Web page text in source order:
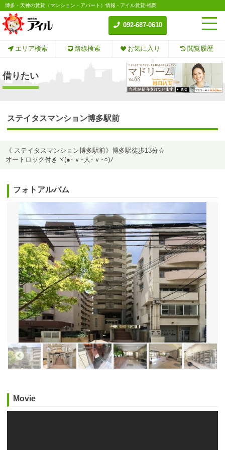
博多・天神の賃貸（マンション・アパート）情報 - アイル賃貸-福岡
092-687-0610
エリア検索 路線検索 お気に入り 閲覧履歴
借りたい
ステイタスマンション博多駅前
《 ステイタスマンション博多駅前》博多駅徒歩13分☆
オートロック付きヾ(●･ｖ･人･ｖ･○)ﾉ
フォトアルバム
Movie